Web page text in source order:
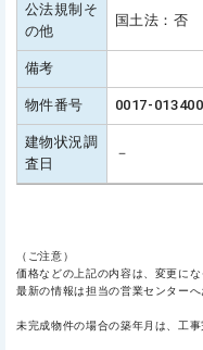
公法規制そ
の他
国土法：否
備考
物件番号 0017-
建物状況調
査日
－
（ご注意）
価格などの上記の内容は、変更にな
最新の情報は担当の営業センターへ
未完成物件の場合の築年月は、工